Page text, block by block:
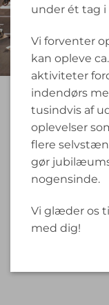
under ét tag i
Vi forventer
kan opleve
aktiviteter
indendørs
tusindvis af
oplevelser
flere
gør
nogensinde.
Vi glæder os
med dig!